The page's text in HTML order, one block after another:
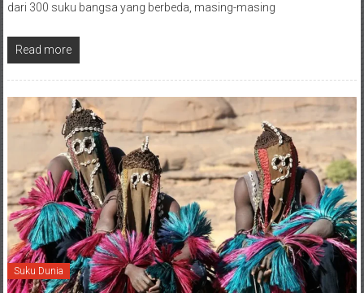
dari 300 suku bangsa yang berbeda, masing-masing
Read more
Suku Dunia